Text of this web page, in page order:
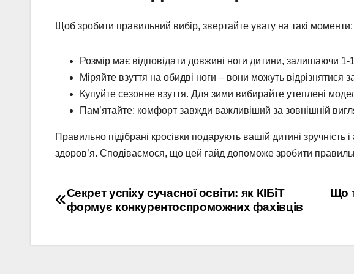
Щоб зробити правильний вибір, звертайте увагу на такі моменти:
Розмір має відповідати довжині ноги дитини, залишаючи 1-
Міряйте взуття на обидві ноги – вони можуть відрізнятися
Купуйте сезонне взуття. Для зими вибирайте утеплені
Пам’ятайте: комфорт завжди важливіший за зовнішній
Правильно підібрані кросівки подарують вашій дитині зручність
здоров’я. Сподіваємося, що цей гайд допоможе зробити
Навігація
Що
Секрет успіху сучасної освіти: як КІБіТ
формує конкурентоспроможних фахівців